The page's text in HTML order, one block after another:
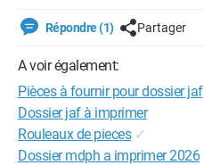
Répondre (1) Partager
A voir également:
Pièces à fournir pour dossier jaf
Dossier jaf à imprimer
Rouleaux de pieces ✓
Dossier mdph a imprimer 2026